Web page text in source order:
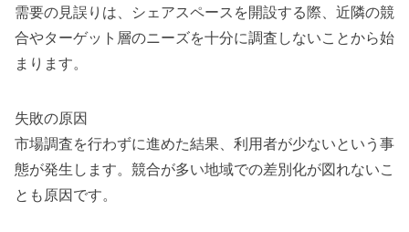
需要の見誤りは、シェアスペースを開設する際、近隣の競
合やターゲット層のニーズを十分に調査しないことから始
まります。
失敗の原因
市場調査を行わずに進めた結果、利用者が少ないという事
態が発生します。競合が多い地域での差別化が図れないこ
とも原因です。